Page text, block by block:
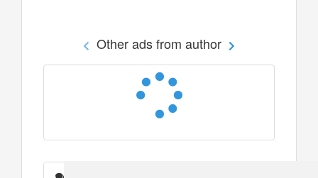
Other ads from author